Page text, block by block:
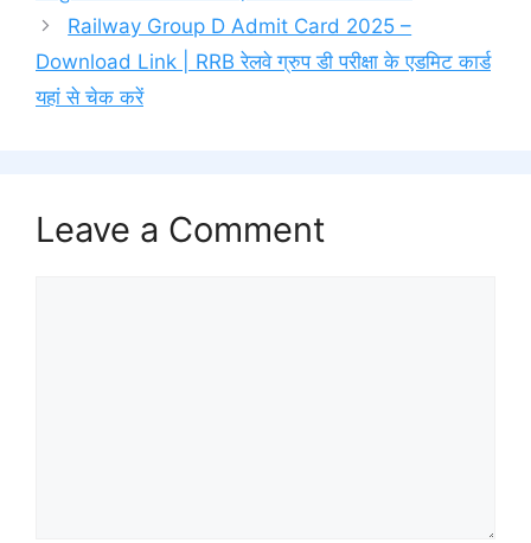
Railway Group D Admit Card 2025 –
Download Link | RRB रेलवे ग्रुप डी परीक्षा के एडमिट कार्ड
यहां से चेक करें
Leave a Comment